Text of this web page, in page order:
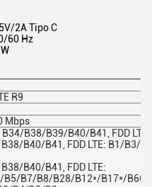
2A Tipo C
60 Hz
R9
Mbps
B34/B38/B39/B40/B41, FDD
B38/B40/B41, FDD LTE: B1/B3/
B38/B40/B41, FDD LTE:
B7/B8/B28/B12*/B17*/B66*,